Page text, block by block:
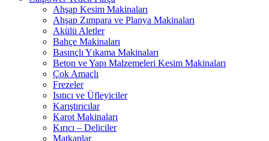
Ahşap Kesim Makinaları
Ahşap Zımpara ve Planya Makinaları
Akülü Aletler
Bahçe Makinaları
Basınçlı Yıkama Makinaları
Beton ve Yapı Malzemeleri Kesim Makinaları
Çok Amaçlı
Frezeler
Isıtıcı ve Üfleyiciler
Karıştırıcılar
Karot Makinaları
Kırıcı – Deliciler
Matkaplar